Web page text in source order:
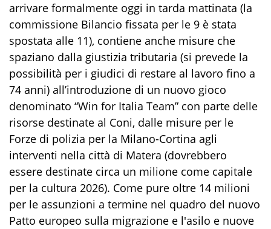
arrivare formalmente oggi in tarda mattinata (la
commissione Bilancio fissata per le 9 è stata
spostata alle 11), contiene anche misure che
spaziano dalla giustizia tributaria (si prevede la
possibilità per i giudici di restare al lavoro fino a
74 anni) all’introduzione di un nuovo gioco
denominato “Win for Italia Team” con parte delle
risorse destinate al Coni, dalle misure per le
Forze di polizia per la Milano-Cortina agli
interventi nella città di Matera (dovrebbero
essere destinate circa un milione come capitale
per la cultura 2026). Come pure oltre 14 milioni
per le assunzioni a termine nel quadro del nuovo
Patto europeo sulla migrazione e l'asilo e nuove